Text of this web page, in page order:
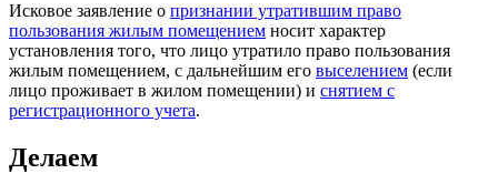
Исковое заявление о признании утратившим право
пользования жилым помещением носит характер
установления того, что лицо утратило право пользования
жилым помещением, с дальнейшим его выселением (если
лицо проживает в жилом помещении) и снятием с
регистрационного учета.
Делаем